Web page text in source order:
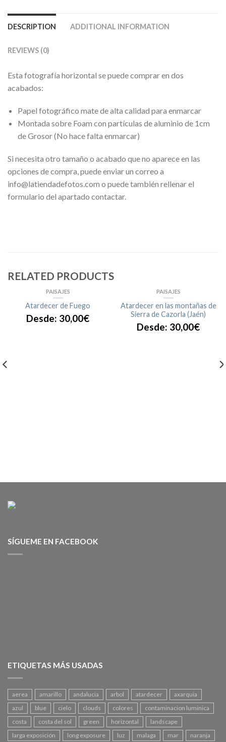
DESCRIPTION ADDITIONAL INFORMATION
REVIEWS (0)
Esta fotografía horizontal se puede comprar en dos
acabados:
Papel fotográfico mate de alta calidad para enmarcar
Montada sobre Foam con partículas de aluminio de 1cm
de Grosor (No hace falta enmarcar)
Si necesita otro tamaño o acabado que no aparece en las
opciones de compra, puede enviar un correo a
info@latiendadefotos.com o puede también rellenar el
formulario del apartado contactar.
RELATED PRODUCTS
PAISAJES
Atardecer de Fuego
Desde: 30,00€
PAISAJES
Atardecer en las montañas de
Sierra de Cazorla (Jaén)
Desde: 30,00€
SÍGUEME EN FACEBOOK
ETIQUETAS MÁS USADAS
aerea amarillo andalucia arbol atardecer
axarquia
azul
blue cielo clouds colores
contaminacion luminica
costa
costa del sol green horizontal
landscape
larga exposición
long exposure luz malaga mar
naranja